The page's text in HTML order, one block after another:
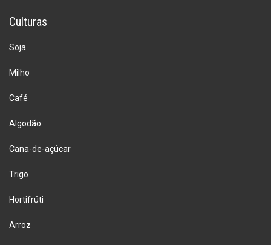
Culturas
Soja
Milho
Café
Algodão
Cana-de-açúcar
Trigo
Hortifrúti
Arroz